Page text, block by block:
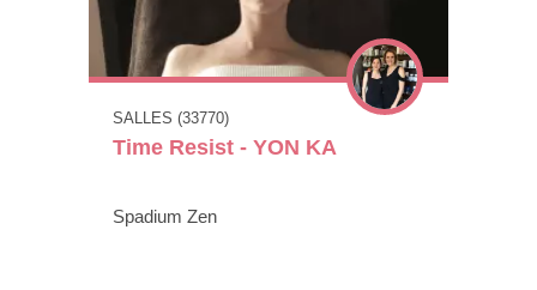
SALLES (33770)
Time Resist - YON KA
Spadium Zen